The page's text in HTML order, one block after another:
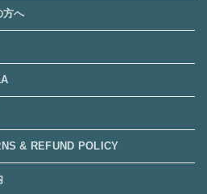
方へ
& REFUND POLICY